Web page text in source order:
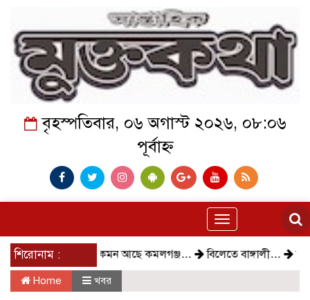
বৃহস্পতিবার, ০৬ অগাস্ট ২০২৬, ০৮:০৬
পূর্বাহ্ন
Toggle
navigation
শিরোনাম : কেমন আছে কমলগঞ্জ… বিলেতে বাঙ্গালী… বিক্ষোভ,
Home খবর